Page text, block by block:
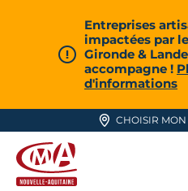
Entreprises
impactées par
Gironde &
accompagne !
d'informations
CHOISIR